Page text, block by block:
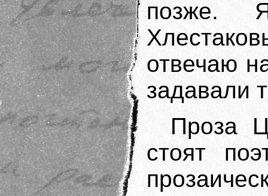
позже.
отвечаю
задавали
Проза
стоят